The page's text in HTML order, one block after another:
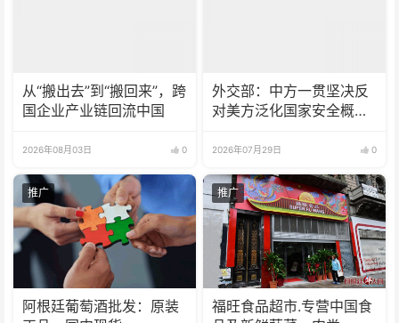
从“搬出去”到“搬回来”，跨
国企业产业链回流中国
2026年08月03日 0
外交部：中方一贯坚决反
对美方泛化国家安全概念
2026年07月29日 0
推广
阿根廷葡萄酒批发：原装
推广
福旺食品超市.专营中国食